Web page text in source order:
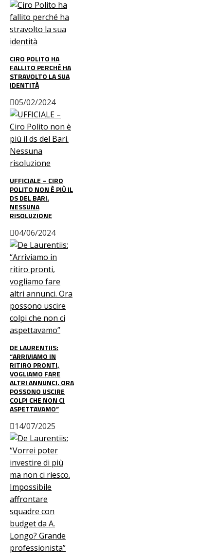
CIRO POLITO HA
FALLITO PERCHÉ HA
STRAVOLTO LA SUA
IDENTITÀ
05/02/2024
UFFICIALE – CIRO
POLITO NON È PIÙ IL
DS DEL BARI.
NESSUNA
RISOLUZIONE
04/06/2024
DE LAURENTIIS:
“ARRIVIAMO IN
RITIRO PRONTI,
VOGLIAMO FARE
ALTRI ANNUNCI. ORA
POSSONO USCIRE
COLPI CHE NON CI
ASPETTAVAMO”
14/07/2025